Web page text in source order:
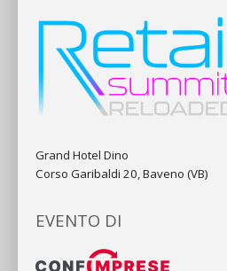
Grand Hotel Dino
Corso Garibaldi 20, Baveno (VB)
EVENTO DI